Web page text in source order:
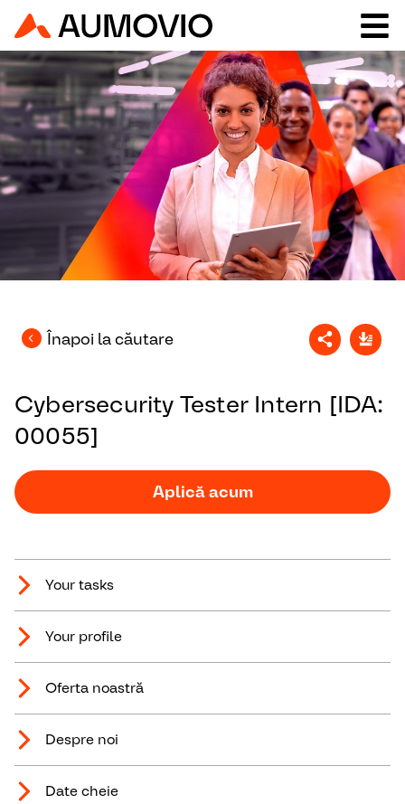
Înapoi la căutare
Cybersecurity Tester Intern [IDA:
00055]
Aplică acum
Your tasks
Your profile
Oferta noastră
Despre noi
Date cheie